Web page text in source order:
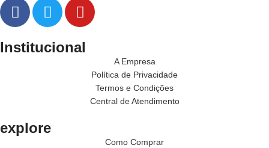
Institucional
A Empresa
Política de Privacidade
Termos e Condições
Central de Atendimento
explore
Como Comprar